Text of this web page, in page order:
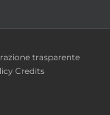
trasparente
Credits